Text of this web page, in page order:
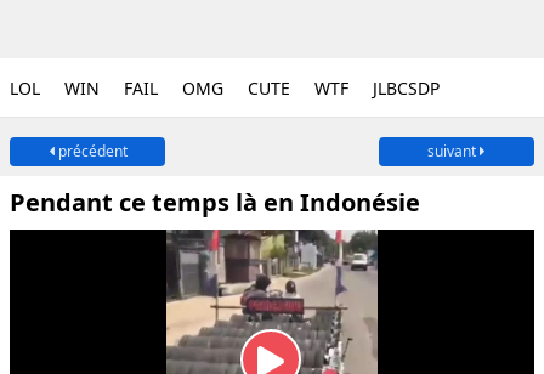
LOL WIN FAIL OMG CUTE WTF JLBCSDP
précédent suivant
Pendant ce temps là en Indonésie